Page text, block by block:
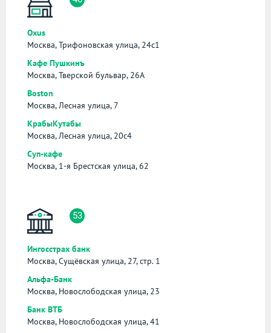
Oxus
Москва, Трифоновская улица, 24с1
Кафе Пушкинъ
Москва, Тверской бульвар, 26А
Boston
Москва, Лесная улица, 7
КрабыКутабы
Москва, Лесная улица, 20с4
Суп-кафе
Москва, 1-я Брестская улица, 62
53
Ингосстрах банк
Москва, Сущёвская улица, 27, стр. 1
Альфа-Банк
Москва, Новослободская улица, 23
Банк ВТБ
Москва, Новослободская улица, 41